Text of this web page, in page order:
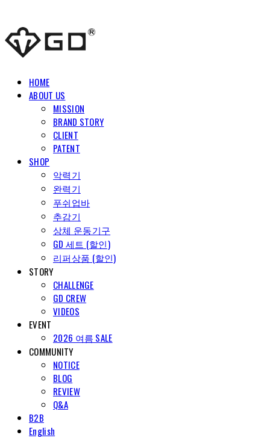
HOME
ABOUT US
MISSION
BRAND STORY
CLIENT
PATENT
SHOP
악력기
완력기
푸쉬업바
추감기
상체 운동기구
GD 세트 (할인)
리퍼상품 (할인)
STORY
CHALLENGE
GD CREW
VIDEOS
EVENT
2026 여름 SALE
COMMUNITY
NOTICE
BLOG
REVIEW
Q&A
B2B
English